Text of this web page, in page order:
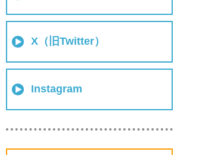
X（旧Twitter）
Instagram